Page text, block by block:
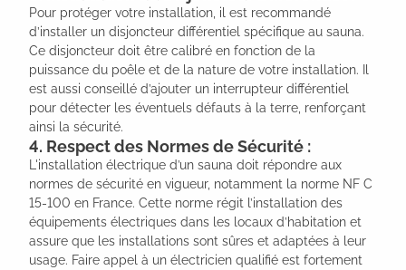
Pour protéger votre installation, il est recommandé
d’installer un disjoncteur différentiel spécifique au sauna.
Ce disjoncteur doit être calibré en fonction de la
puissance du poêle et de la nature de votre installation. Il
est aussi conseillé d’ajouter un interrupteur différentiel
pour détecter les éventuels défauts à la terre, renforçant
ainsi la sécurité.
4. Respect des Normes de Sécurité :
L'installation électrique d’un sauna doit répondre aux
normes de sécurité en vigueur, notamment la norme NF C
15-100 en France. Cette norme régit l’installation des
équipements électriques dans les locaux d’habitation et
assure que les installations sont sûres et adaptées à leur
usage. Faire appel à un électricien qualifié est fortement